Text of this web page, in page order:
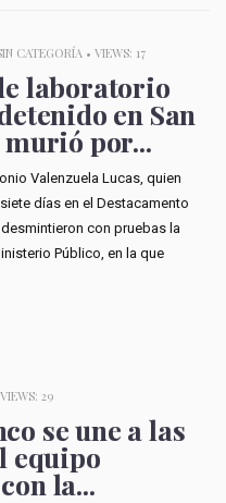
CATEGORÍA• VIEWS: 17
laboratorio
en San
por...
Valenzuela Lucas, quien
días en el Destacamento
con pruebas la
Público, en la que
29
se une a las
equipo
la...